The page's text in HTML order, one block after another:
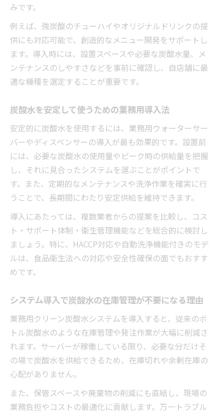
みです。
例えば、強炭酸のチューハイやオリジナルドリンクの提
供にも対応可能で、創造的なメニュー開発をサポートし
ます。導入時には、設置スペースや必要な炭酸水量、メ
ンテナンスのしやすさなどを事前に確認し、自店舗に最
適な機種を選定することが重要です。
炭酸水を安定して使うための業務用導入法
安定的に炭酸水を使用するには、業務用ウォーターサー
バーやディスペンサーの導入が最も効果的です。設置前
には、必要な炭酸水の使用量やピーク時の供給量を把握
し、それに見合ったシステムを選ぶことがポイントで
す。また、定期的なメンテナンスや洗浄作業を確実に行
うことで、長期間にわたり安定供給を維持できます。
導入にあたっては、複数業者からの提案を比較し、コス
ト・サポート体制・衛生管理機能などを総合的に検討し
ましょう。特に、HACCP対応や自動洗浄機能付きのモデ
ルは、食品衛生法への対応や安全性確保の面でもおすす
めです。
システム導入で炭酸水の在庫管理が不要になる理由
業務用クリーン炭酸水システムを導入すると、従来のボ
トル炭酸水のような在庫管理や発注作業が大幅に削減さ
れます。サーバーが稼働している限り、必要な分だけそ
の場で炭酸水を供給できるため、在庫切れや余剰在庫の
心配がありません。
また、保管スペースや廃棄物の削減にも直結し、現場の
業務負担やコストの最適化に貢献します。万一トラブル